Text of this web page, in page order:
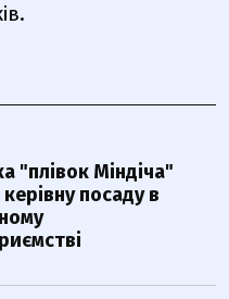
"плівок Міндіча"
посаду в